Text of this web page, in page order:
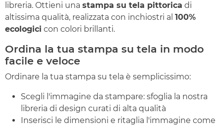
libreria. Ottieni una stampa su tela pittorica di
altissima qualità, realizzata con inchiostri al 100%
ecologici con colori brillanti.
Ordina la tua stampa su tela in modo
facile e veloce
Ordinare la tua stampa su tela è semplicissimo:
Scegli l'immagine da stampare: sfoglia la nostra
libreria di design curati di alta qualità
Inserisci le dimensioni e ritaglia l'immagine come